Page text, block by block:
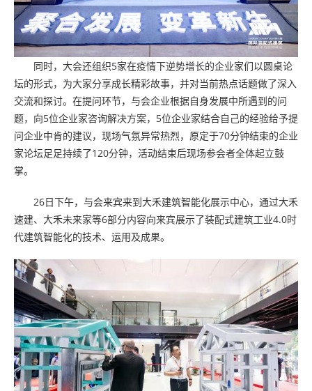
同时，大会还组织5家在疫情下逆势增长的企业家们以圆桌论
坛的形式，为大家分享成长精彩故事，并对当前热点话题做了深入
交流和探讨。在提问环节，与会企业根据自身发展中所遇到的问
题，向5位企业家咨询解决方案，5位企业家结合自己的经验给予提
问企业中肯的建议，现场气氛异常热烈，原定于70分钟结束的企业
家论坛足足持续了120分钟，活动结束后现场参会者全体起立鼓
掌。
26日下午，与会来宾来到大禾建筑智能化展示中心，通过大禾
速建、大禾未来家等6部分内容向来宾展示了装配式建筑工业4.0时
代建筑智能化的技术、运用及成果。